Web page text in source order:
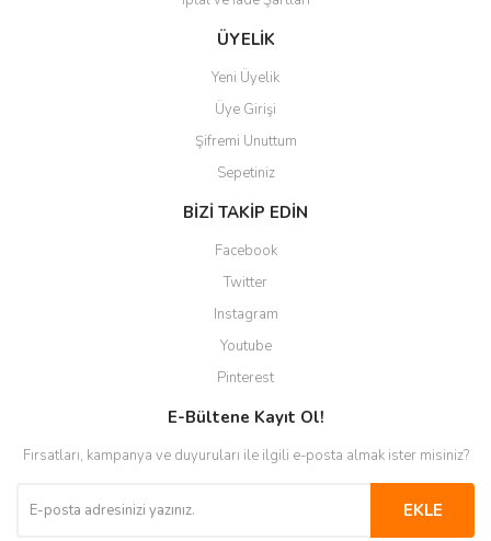
ÜYELİK
Yeni Üyelik
Üye Girişi
Şifremi Unuttum
Sepetiniz
BİZİ TAKİP EDİN
Facebook
Twitter
Instagram
Youtube
Pinterest
E-Bültene Kayıt Ol!
Fırsatları, kampanya ve duyuruları ile ilgili e-posta almak ister misiniz?
EKLE